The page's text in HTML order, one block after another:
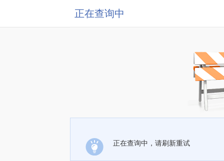
正在查询中
正在查询中，请刷新重试